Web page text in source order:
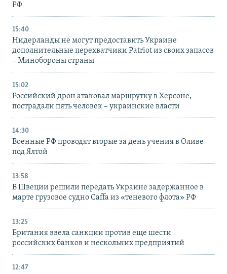
РФ
15:40
Нидерланды не могут предоставить Украине
дополнительные перехватчики Patriot из своих запасов
– Минобороны страны
15:02
Российский дрон атаковал маршрутку в Херсоне,
пострадали пять человек – украинские власти
14:30
Военные РФ проводят вторые за день учения в Оливе
под Ялтой
13:58
В Швеции решили передать Украине задержанное в
марте грузовое судно Caffa из «теневого флота» РФ
13:25
Британия ввела санкции против еще шести
российских банков и нескольких предприятий
12:47